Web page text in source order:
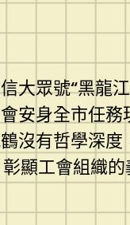
號“黑龍江
安身全市任
沒有哲學深
顯工會組織的